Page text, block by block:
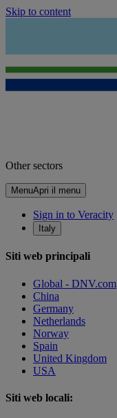
Skip to content
Other sectors
MenuApri il menu
Sign in to Veracity
Italy
Siti web principali
Global - DNV.com
China
Germany
Netherlands
Norway
Spain
United Kingdom
USA
Siti web locali: